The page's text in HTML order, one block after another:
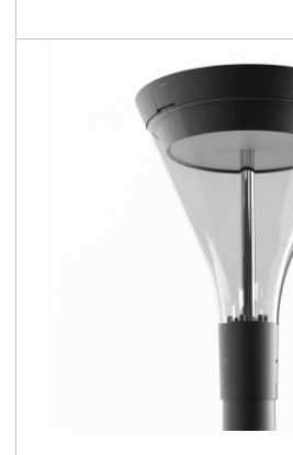
119 - 191 [lm/W]
Familie vergleichen